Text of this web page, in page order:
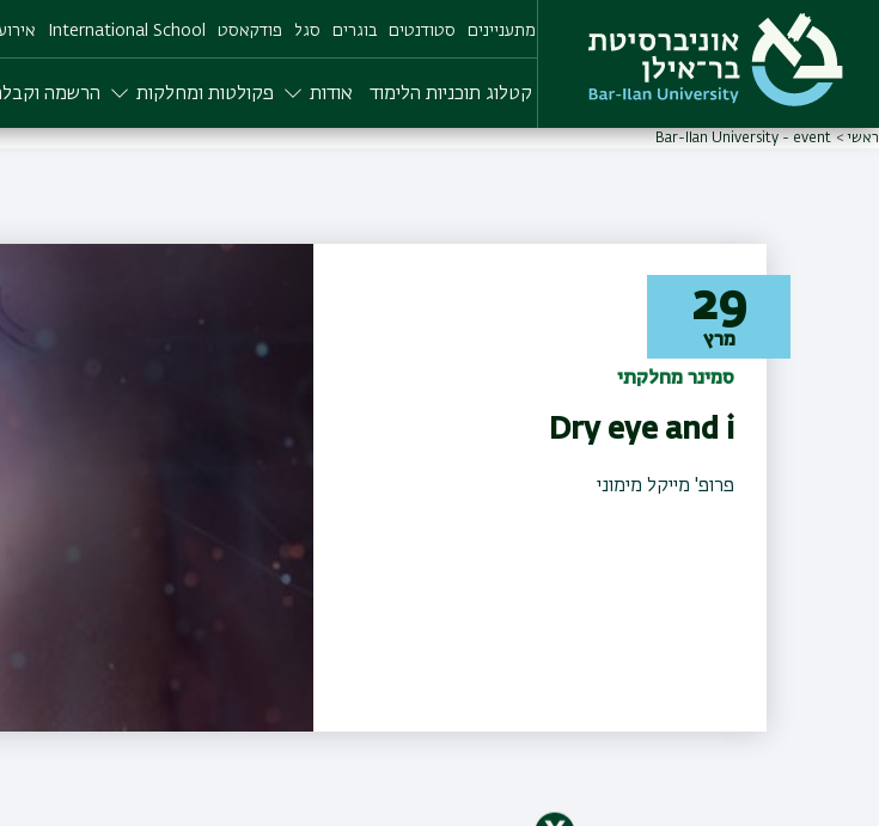
main
content
מתעניינים סטודנטים בוגרים סגל פודקאסט International School
קטלוג תוכניות הלימוד אודות פקולטות ומחלקות הרשמה
ראשי Bar-Ilan University - event
29
מרץ
סמינר מחלקתי
Dry eye and i
פרופ' מייקל מימוני